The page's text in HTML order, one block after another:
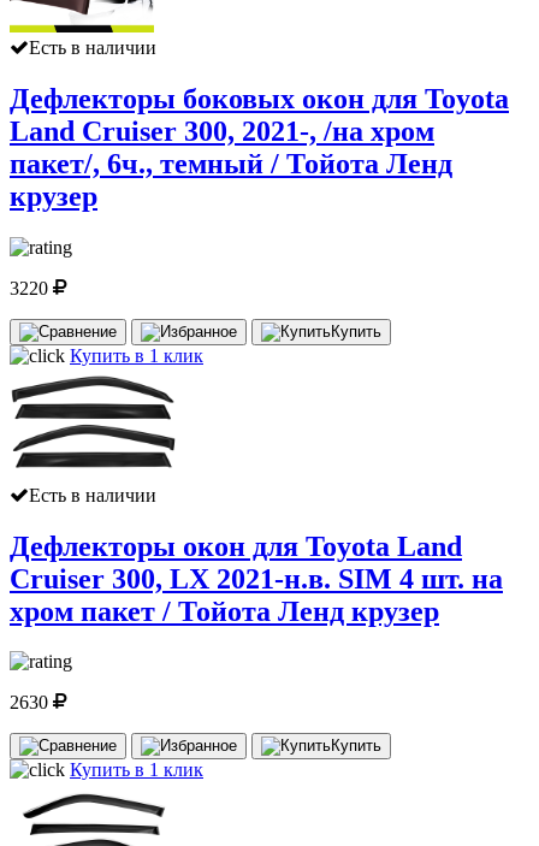
Есть в наличии
Дефлекторы боковых окон для Toyota
Land Cruiser 300, 2021-, /на хром
пакет/, 6ч., темный / Тойота Ленд
крузер
3220
Купить
Купить в 1 клик
Есть в наличии
Дефлекторы окон для Toyota Land
Cruiser 300, LX 2021-н.в. SIM 4 шт. на
хром пакет / Тойота Ленд крузер
2630
Купить
Купить в 1 клик